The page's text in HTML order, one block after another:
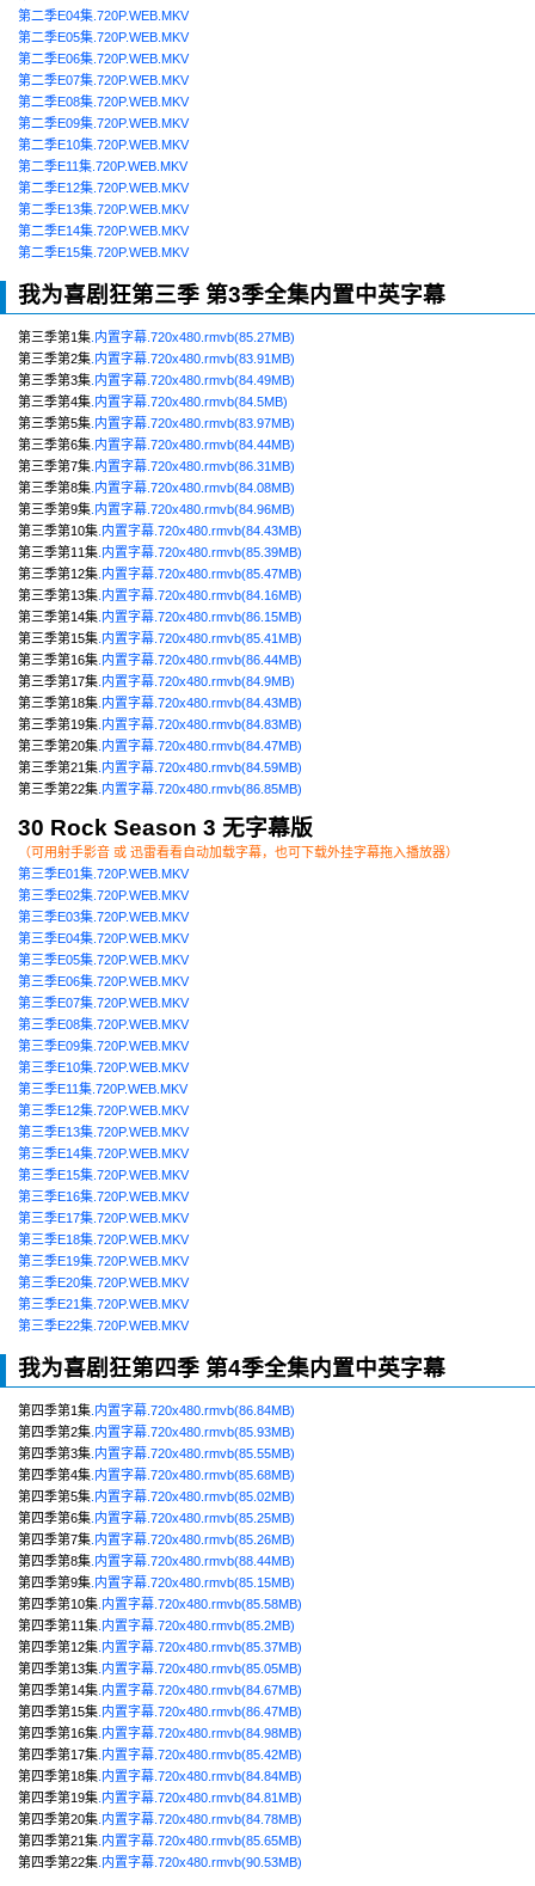
第二季E04集.720P.WEB.MKV
第二季E05集.720P.WEB.MKV
第二季E06集.720P.WEB.MKV
第二季E07集.720P.WEB.MKV
第二季E08集.720P.WEB.MKV
第二季E09集.720P.WEB.MKV
第二季E10集.720P.WEB.MKV
第二季E11集.720P.WEB.MKV
第二季E12集.720P.WEB.MKV
第二季E13集.720P.WEB.MKV
第二季E14集.720P.WEB.MKV
第二季E15集.720P.WEB.MKV
我为喜剧狂第三季 第3季全集内置中英字幕
第三季第1集 .内置字幕.720x480.rmvb(85.27MB)
第三季第2集 .内置字幕.720x480.rmvb(83.91MB)
第三季第3集 .内置字幕.720x480.rmvb(84.49MB)
第三季第4集 .内置字幕.720x480.rmvb(84.5MB)
第三季第5集 .内置字幕.720x480.rmvb(83.97MB)
第三季第6集 .内置字幕.720x480.rmvb(84.44MB)
第三季第7集 .内置字幕.720x480.rmvb(86.31MB)
第三季第8集 .内置字幕.720x480.rmvb(84.08MB)
第三季第9集 .内置字幕.720x480.rmvb(84.96MB)
第三季第10集 .内置字幕.720x480.rmvb(84.43MB)
第三季第11集 .内置字幕.720x480.rmvb(85.39MB)
第三季第12集 .内置字幕.720x480.rmvb(85.47MB)
第三季第13集 .内置字幕.720x480.rmvb(84.16MB)
第三季第14集 .内置字幕.720x480.rmvb(86.15MB)
第三季第15集 .内置字幕.720x480.rmvb(85.41MB)
第三季第16集 .内置字幕.720x480.rmvb(86.44MB)
第三季第17集 .内置字幕.720x480.rmvb(84.9MB)
第三季第18集 .内置字幕.720x480.rmvb(84.43MB)
第三季第19集 .内置字幕.720x480.rmvb(84.83MB)
第三季第20集 .内置字幕.720x480.rmvb(84.47MB)
第三季第21集 .内置字幕.720x480.rmvb(84.59MB)
第三季第22集 .内置字幕.720x480.rmvb(86.85MB)
30 Rock Season 3 无字幕版
（可用射手影音 或 迅雷看看自动加载字幕，也可下载外挂字幕拖入播放器）
第三季E01集.720P.WEB.MKV
第三季E02集.720P.WEB.MKV
第三季E03集.720P.WEB.MKV
第三季E04集.720P.WEB.MKV
第三季E05集.720P.WEB.MKV
第三季E06集.720P.WEB.MKV
第三季E07集.720P.WEB.MKV
第三季E08集.720P.WEB.MKV
第三季E09集.720P.WEB.MKV
第三季E10集.720P.WEB.MKV
第三季E11集.720P.WEB.MKV
第三季E12集.720P.WEB.MKV
第三季E13集.720P.WEB.MKV
第三季E14集.720P.WEB.MKV
第三季E15集.720P.WEB.MKV
第三季E16集.720P.WEB.MKV
第三季E17集.720P.WEB.MKV
第三季E18集.720P.WEB.MKV
第三季E19集.720P.WEB.MKV
第三季E20集.720P.WEB.MKV
第三季E21集.720P.WEB.MKV
第三季E22集.720P.WEB.MKV
我为喜剧狂第四季 第4季全集内置中英字幕
第四季第1集 .内置字幕.720x480.rmvb(86.84MB)
第四季第2集 .内置字幕.720x480.rmvb(85.93MB)
第四季第3集 .内置字幕.720x480.rmvb(85.55MB)
第四季第4集 .内置字幕.720x480.rmvb(85.68MB)
第四季第5集 .内置字幕.720x480.rmvb(85.02MB)
第四季第6集 .内置字幕.720x480.rmvb(85.25MB)
第四季第7集 .内置字幕.720x480.rmvb(85.26MB)
第四季第8集 .内置字幕.720x480.rmvb(88.44MB)
第四季第9集 .内置字幕.720x480.rmvb(85.15MB)
第四季第10集 .内置字幕.720x480.rmvb(85.58MB)
第四季第11集 .内置字幕.720x480.rmvb(85.2MB)
第四季第12集 .内置字幕.720x480.rmvb(85.37MB)
第四季第13集 .内置字幕.720x480.rmvb(85.05MB)
第四季第14集 .内置字幕.720x480.rmvb(84.67MB)
第四季第15集 .内置字幕.720x480.rmvb(86.47MB)
第四季第16集 .内置字幕.720x480.rmvb(84.98MB)
第四季第17集 .内置字幕.720x480.rmvb(85.42MB)
第四季第18集 .内置字幕.720x480.rmvb(84.84MB)
第四季第19集 .内置字幕.720x480.rmvb(84.81MB)
第四季第20集 .内置字幕.720x480.rmvb(84.78MB)
第四季第21集 .内置字幕.720x480.rmvb(85.65MB)
第四季第22集 .内置字幕.720x480.rmvb(90.53MB)